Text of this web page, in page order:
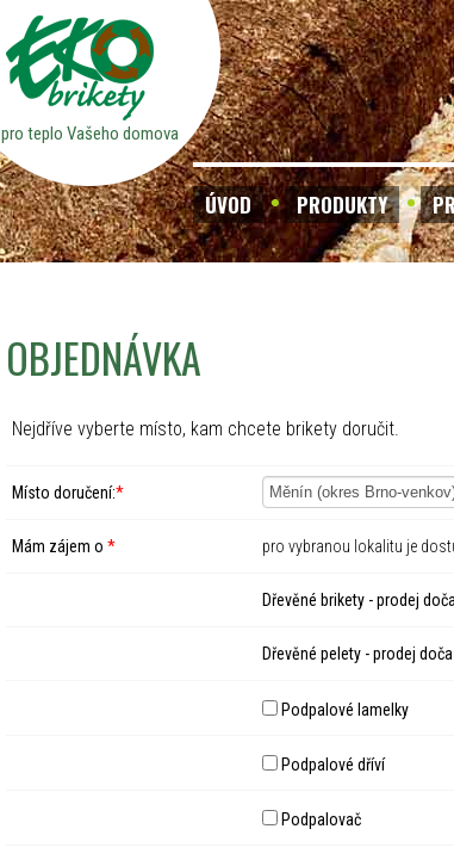
pro teplo Vašeho domova
ÚVOD PRODUKTY
OBJEDNÁVKA
Nejdříve vyberte místo, kam chcete brikety doručit.
Místo doručení:*
Mám zájem o * pro vybranou lokalitu je
Dřevěné brikety - prodej
Dřevěné pelety - prodej
Podpalové lamelky
Podpalové dříví
Podpalovač